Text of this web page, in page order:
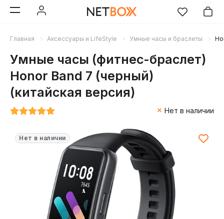
Главная Аксессуары и LifeStyle Умные часы и браслеты
Умные часы (фитнес-браслет)
Honor Band 7 (черный)
(китайская версия)
Нет в наличии
Нет в наличии